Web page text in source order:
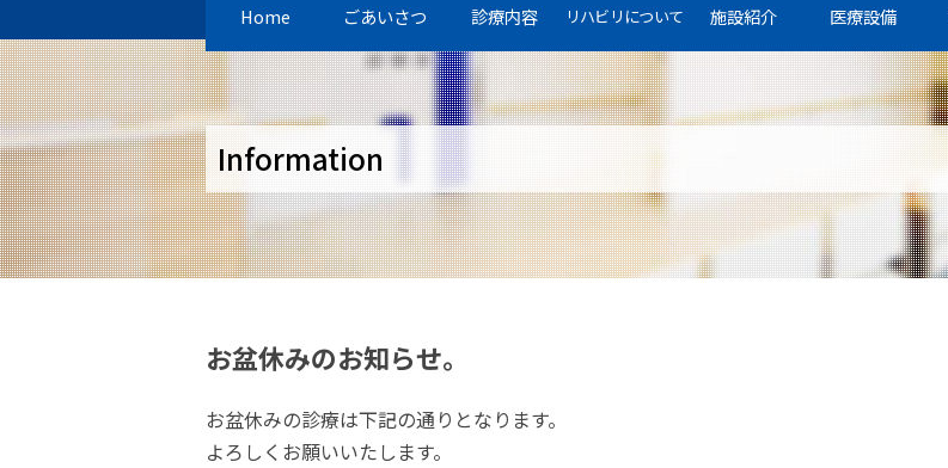
Information
お盆休みのお知らせ。
お盆休みの診療は下記の通りとなります。
よろしくお願いいたします。
Home ごあいさつ 診療内容 リハビリについて 施設紹介 医療設備